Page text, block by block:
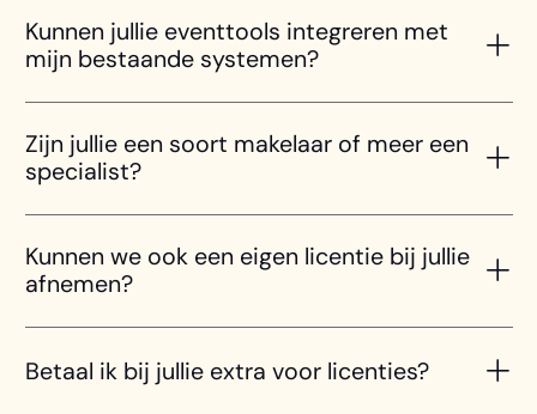
Kunnen jullie eventtools integreren met
mijn bestaande systemen?
Zijn jullie een soort makelaar of meer een
specialist?
Kunnen we ook een eigen licentie bij jullie
afnemen?
Betaal ik bij jullie extra voor licenties?